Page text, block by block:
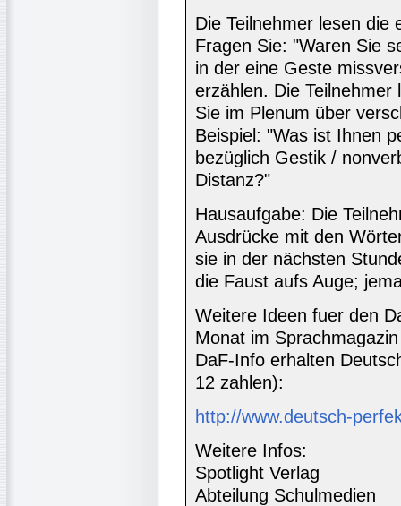
Die Teilnehmer lesen die
Fragen Sie: "Waren Sie
in der eine Geste
erzählen. Die
Sie im Plenum über
Beispiel: "Was ist Ihnen
bezüglich Gestik /
Distanz?"
Hausaufgabe: Die
Ausdrücke mit den
sie in der nächsten
die Faust aufs Auge;
Weitere Ideen fuer den
Monat im
DaF-Info erhalten
12 zahlen):
http://www.deutsch-
Weitere Infos:
Spotlight Verlag
Abteilung Schulmedien